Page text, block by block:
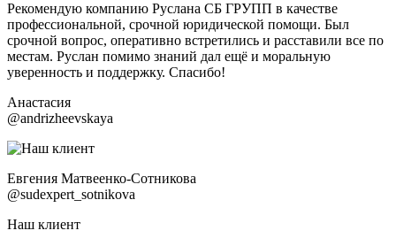
Рекомендую компанию Руслана СБ ГРУПП в качестве
профессиональной, срочной юридической помощи. Был
срочной вопрос, оперативно встретились и расставили все по
местам. Руслан помимо знаний дал ещё и моральную
уверенность и поддержку. Спасибо!
Анастасия
@andrizheevskaya
Евгения Матвеенко-Сотникова
@sudexpert_sotnikova
Наш клиент